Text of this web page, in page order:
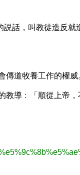
話，叫教徒造反就
道牧養工作的權
導﹕「順從上帝